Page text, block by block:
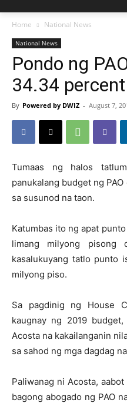
Home National News
National News
Pondo ng
34.34 percent
By Powered by DWIZ - August 7,
Tumaas ng halos
panukalang budget ng
sa susunod na taon.
Katumbas ito ng apat
limang milyong pisong
kasalukuyang tatlo punto
milyong piso.
Sa pagdinig ng House
kaugnay ng 2019
Acosta na kakailanganin
sa sahod ng mga dagdag
Paliwanag ni Acosta,
bagong abogado ng PAO